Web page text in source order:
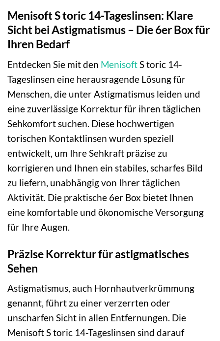
Menisoft S toric 14-Tageslinsen: Klare
Sicht bei Astigmatismus – Die 6er Box für
Ihren Bedarf
Entdecken Sie mit den Menisoft S toric 14-
Tageslinsen eine herausragende Lösung für
Menschen, die unter Astigmatismus leiden und
eine zuverlässige Korrektur für ihren täglichen
Sehkomfort suchen. Diese hochwertigen
torischen Kontaktlinsen wurden speziell
entwickelt, um Ihre Sehkraft präzise zu
korrigieren und Ihnen ein stabiles, scharfes Bild
zu liefern, unabhängig von Ihrer täglichen
Aktivität. Die praktische 6er Box bietet Ihnen
eine komfortable und ökonomische Versorgung
für Ihre Augen.
Präzise Korrektur für astigmatisches
Sehen
Astigmatismus, auch Hornhautverkrümmung
genannt, führt zu einer verzerrten oder
unscharfen Sicht in allen Entfernungen. Die
Menisoft S toric 14-Tageslinsen sind darauf